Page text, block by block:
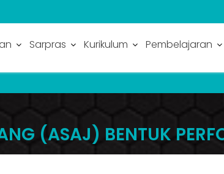
Sarpras Kurikulum Pembelajaran
(ASAJ) BENTUK